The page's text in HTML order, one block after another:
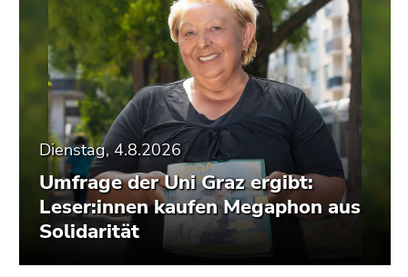
Dienstag, 4.8.2026
Umfrage der Uni Graz ergibt:
Leser:innen kaufen Megaphon aus
Solidarität